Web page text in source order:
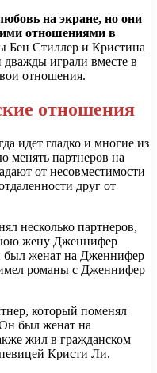
на экране, но они
отношениями в
Бен Стиллер и Кристина
дважды играли вместе в
отношения.
отношения
идет гладко и многие из
менять партнеров на
от несовместимости
друг от
несколько партнеров,
жену Дженнифер
был женат на Дженнифер
романы с Дженнифер
который поменял
был женат на
жил в гражданском
Кристи Ли.